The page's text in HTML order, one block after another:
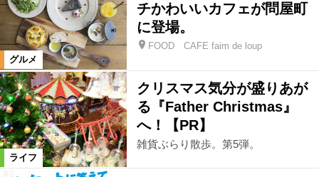
グルメ
チかわいいカフェが問屋町
に登場。
FOOD CAFE faim de loup
ライフ
クリスマス気分が盛りあが
る『Father Christmas』
へ！【PR】
雑貨ぶらり散歩。第5弾。